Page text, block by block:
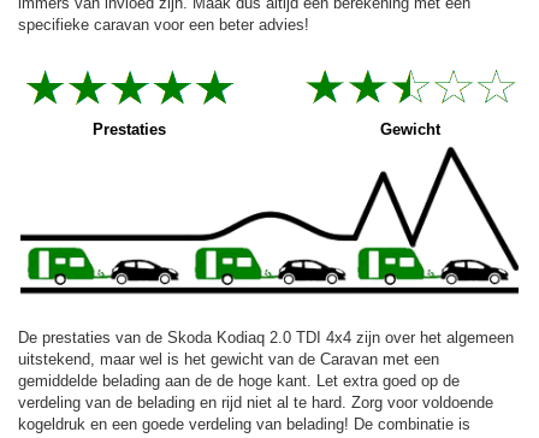
specifieke caravan voor een beter advies!
Prestaties Gewicht
De prestaties van de Skoda Kodiaq 2.0 TDI 4x4 zijn over het algemeen
uitstekend, maar wel is het gewicht van de Caravan met een
gemiddelde belading aan de de hoge kant. Let extra goed op de
verdeling van de belading en rijd niet al te hard. Zorg voor voldoende
kogeldruk en een goede verdeling van belading! De combinatie is